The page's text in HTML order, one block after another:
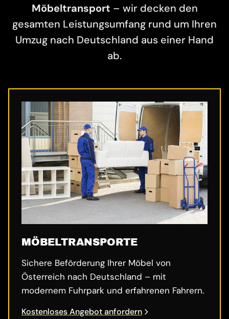
Möbeltransport – wir decken den
gesamten Leistungsumfang rund um Ihren
Umzug nach Deutschland aus einer Hand
ab.
MÖBELTRANSPORTE
Sichere Beförderung Ihrer Möbel von
Österreich nach Deutschland – mit
modernem Fuhrpark und erfahrenen Fahrern.
Kostenloses Angebot anfordern